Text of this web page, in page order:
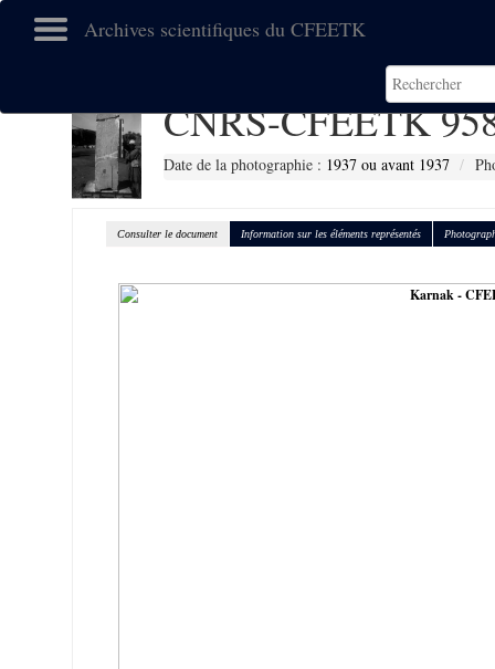
Archives scientifiques du CFEETK
CNRS-CFEETK
Date de la photographie : 1937 ou avant 1937
Consulter le document Information sur les éléments représentés